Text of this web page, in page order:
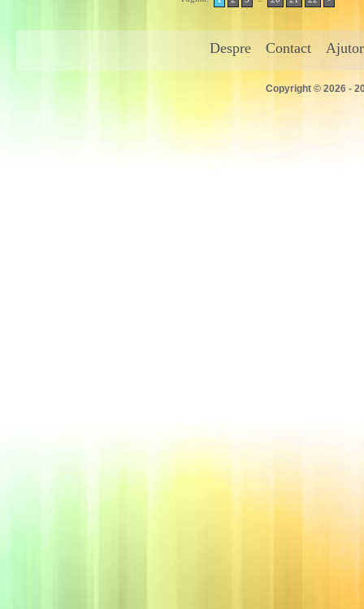
Despre Contact Ajutor
Copyright © 2026 -